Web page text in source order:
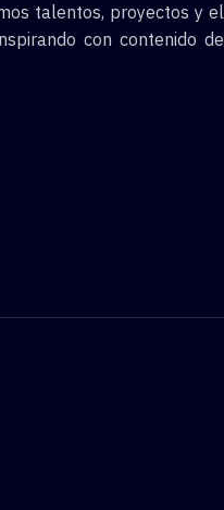
talentos, proyectos y el
con contenido de